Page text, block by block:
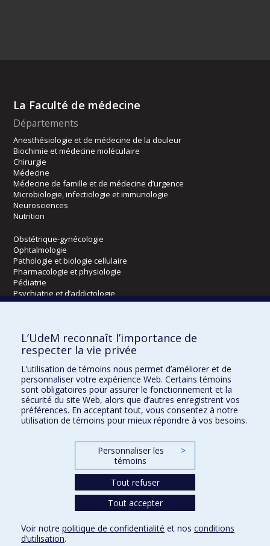
La Faculté de médecine
Départements
Anesthésiologie et de médecine de la douleur
Biochimie et médecine moléculaire
Chirurgie
Médecine
Médecine de famille et de médecine d’urgence
Microbiologie, infectiologie et immunologie
Neurosciences
Nutrition
Obstétrique-gynécologie
Ophtalmologie
Pathologie et biologie cellulaire
Pharmacologie et physiologie
Pédiatrie
Psychiatrie et d’addictologie
Radiologie, radio-oncologie et médecine nucléaire
Écoles
Orthophonie et audiologie
Réadaptation
Directions
Confidentialité Conditions d’utilisation Paramètres des témoins
L’UdeM reconnaît l’importance de
respecter la vie privée
L’utilisation de témoins nous permet d’améliorer et de
personnaliser votre expérience Web. Certains témoins
sont obligatoires pour assurer le fonctionnement et la
sécurité du site Web, alors que d’autres enregistrent vos
préférences. En acceptant tout, vous consentez à notre
utilisation de témoins pour mieux répondre à vos besoins.
Personnaliser les
témoins
>
Tout refuser
Tout accepter
Voir notre politique de confidentialité et nos conditions
d’utilisation.